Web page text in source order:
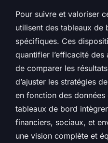
Pour suivre et valoriser
utilisent des tableaux de
spécifiques. Ces
quantifier l’efficacité
de comparer les
d’ajuster les stratégies
en fonction des
tableaux de bord
financiers, sociaux, et
une vision complète et